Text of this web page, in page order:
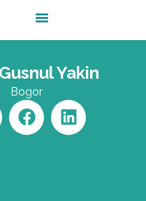
Menu
Yakin
Bogor
F
a
L
i